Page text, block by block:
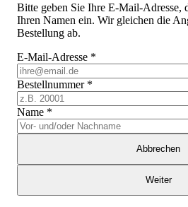
Bitte geben Sie Ihre E-Mail-Adresse,
Ihren Namen ein. Wir gleichen die
Bestellung ab.
E-Mail-Adresse *
Bestellnummer *
Name *
Abbrechen
Weiter